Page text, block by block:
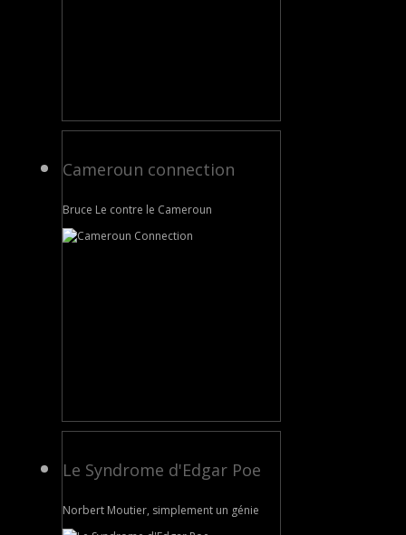
Cameroun connection
Bruce Le contre le Cameroun
Le Syndrome d'Edgar Poe
Norbert Moutier, simplement un génie